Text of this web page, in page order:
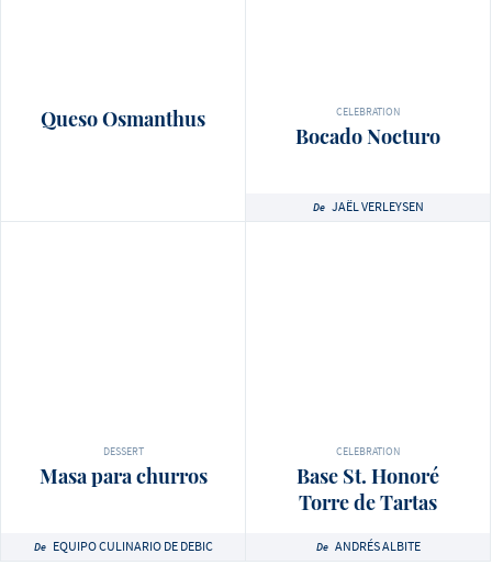
Queso Osmanthus CELEBRATION
Bocado Nocturo
De JAËL VERLEYSEN
DESSERT
Masa para churros
De EQUIPO CULINARIO DE DEBIC
CELEBRATION
Base St. Honoré
Torre de Tartas
De ANDRÉS ALBITE